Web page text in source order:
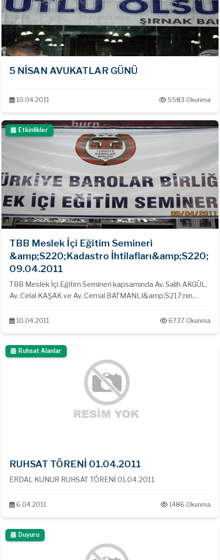
5 NİSAN AVUKATLAR GÜNÜ
10.04.2011 5583 Okunma
Etkinlikler
TBB Meslek İçi Eğitim Semineri
&amp;S220;Kadastro İhtilafları&amp;S220;
09.04.2011
TBB Meslek İçi Eğitim Semineri kapsamında Av. Salih AKGÜL,
Av. Celal KAŞAK ve Av. Cemal BATMANLI&amp;S217;nın
İHTİLAFLARI&amp;S220; Konulu Seminer
10.04.2011 6737 Okunma
Ruhsat Alanlar
RUHSAT TÖRENİ 01.04.2011
ERDAL KUNUR RUHSAT TÖRENİ 01.04.2011
6.04.2011 1486 Okunma
Duyuru